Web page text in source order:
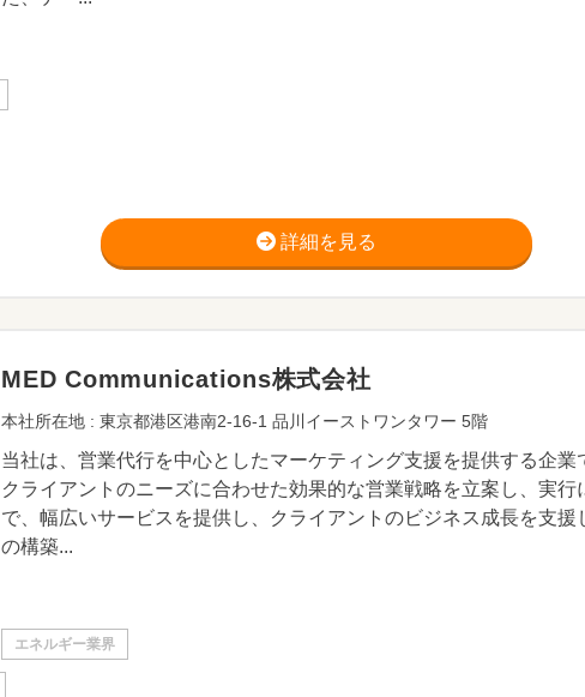
詳細を見る
MED Communications株式会社
本社所在地 : 東京都港区港南2-16-1 品川イーストワンタワー 5階
当社は、営業代行を中心としたマーケティング支援を提供する企
クライアントのニーズに合わせた効果的な営業戦略を立案し、実
で、幅広いサービスを提供し、クライアントのビジネス成長を支
の構築...
エネルギー業界